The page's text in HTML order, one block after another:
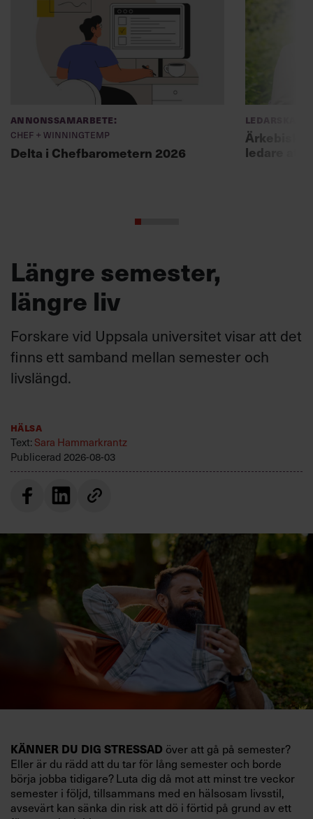
Annonssamarbete:
Chef + Winningtemp
Delta i Chefbarometern 2026
Ledarskap
ledare att
Längre semester,
längre liv
Forskare vid Uppsala universitet visar att det
finns ett samband mellan semester och
livslängd.
Hälsa
Text: Sara Hammarkrantz
Publicerad 2026-08-03
KÄNNER DU DIG STRESSAD över att gå på semester?
Eller är du rädd att du tar för lång semester och borde
börja jobba tidigare? Luta dig då mot att minst tre veckor
semester i följd, tillsammans med en hälsosam livsstil,
avsevärt kan sänka din risk att dö i förtid på grund av ett